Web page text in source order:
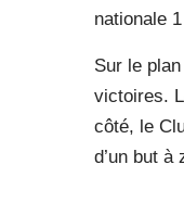
nationale
Sur le
victoires.
côté, le
d’un but à